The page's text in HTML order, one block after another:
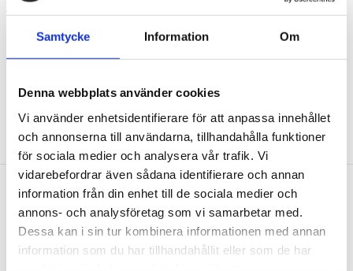
Samtycke Information Om
Denna webbplats använder cookies
Vi använder enhetsidentifierare för att anpassa innehållet
och annonserna till användarna, tillhandahålla funktioner
för sociala medier och analysera vår trafik. Vi
vidarebefordrar även sådana identifierare och annan
information från din enhet till de sociala medier och
annons- och analysföretag som vi samarbetar med.
Dessa kan i sin tur kombinera informationen med annan
information som du har tillhandahållit eller som de har
Användningsområden: Audi. Fiat. Mercedes. Opel.
Volkswagenoch koncernfordon
Nyhetsbrev